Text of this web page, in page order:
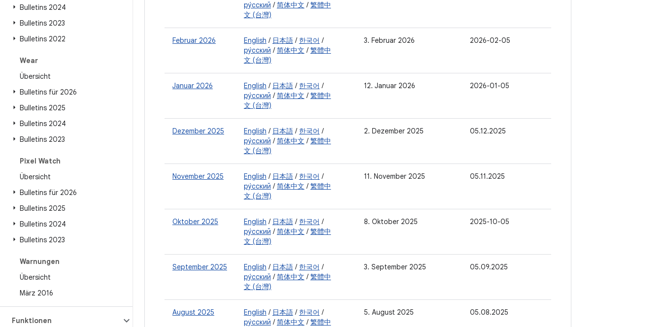
Bulletins 2024
Bulletins 2023
Bulletins 2022
Wear
Übersicht
Bulletins für 2026
Bulletins 2025
Bulletins 2024
Bulletins 2023
Pixel Watch
Übersicht
Bulletins für 2026
Bulletins 2025
Bulletins 2024
Bulletins 2023
Warnungen
Übersicht
März 2016
Funktionen
ру́сский /简体中文 /繁體中
文 (台灣)
Februar 2026 English / 日本語 / 한국어 /
ру́сский /简体中文 /繁體中
文 (台灣)
3. Februar 2026 2026-02-05
Januar 2026 English / 日本語 / 한국어 /
ру́сский /简体中文 /繁體中
文 (台灣)
12. Januar 2026 2026-01-05
Dezember 2025 English / 日本語 / 한국어 /
ру́сский /简体中文 /繁體中
文 (台灣)
2. Dezember 2025 05.12.2025
November 2025 English / 日本語 / 한국어 /
ру́сский /简体中文 /繁體中
文 (台灣)
11. November 2025 05.11.2025
Oktober 2025 English / 日本語 / 한국어 /
ру́сский /简体中文 /繁體中
文 (台灣)
8. Oktober 2025 2025-10-05
September 2025 English / 日本語 / 한국어 /
ру́сский /简体中文 /繁體中
文 (台灣)
3. September 2025 05.09.2025
August 2025 English / 日本語 / 한국어 /
ру́сский /简体中文 /繁體中
5. August 2025 05.08.2025